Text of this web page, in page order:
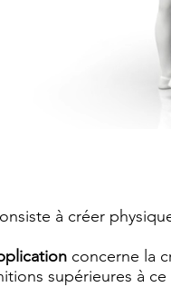
à créer
concerne la
supérieures à